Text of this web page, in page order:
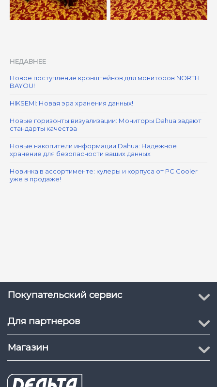
НЕДАВНЕЕ
Новое поступление кронштейнов для мониторов NORTH
BAYOU!
HIKSEMI: Новая эра хранения данных!
Новые горизонты визуализации: Мониторы Dahua задают
стандарты качества
Новые накопители информации Dahua: Надежное
хранение для безопасности ваших данных
Новинка в ассортименте: кулеры и корпуса от PC Cooler
уже в продаже!
Покупательский сервис
Для партнеров
Магазин